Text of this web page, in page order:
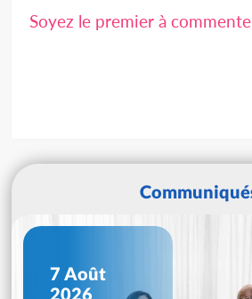
Soyez le premier à
7 Août
2026